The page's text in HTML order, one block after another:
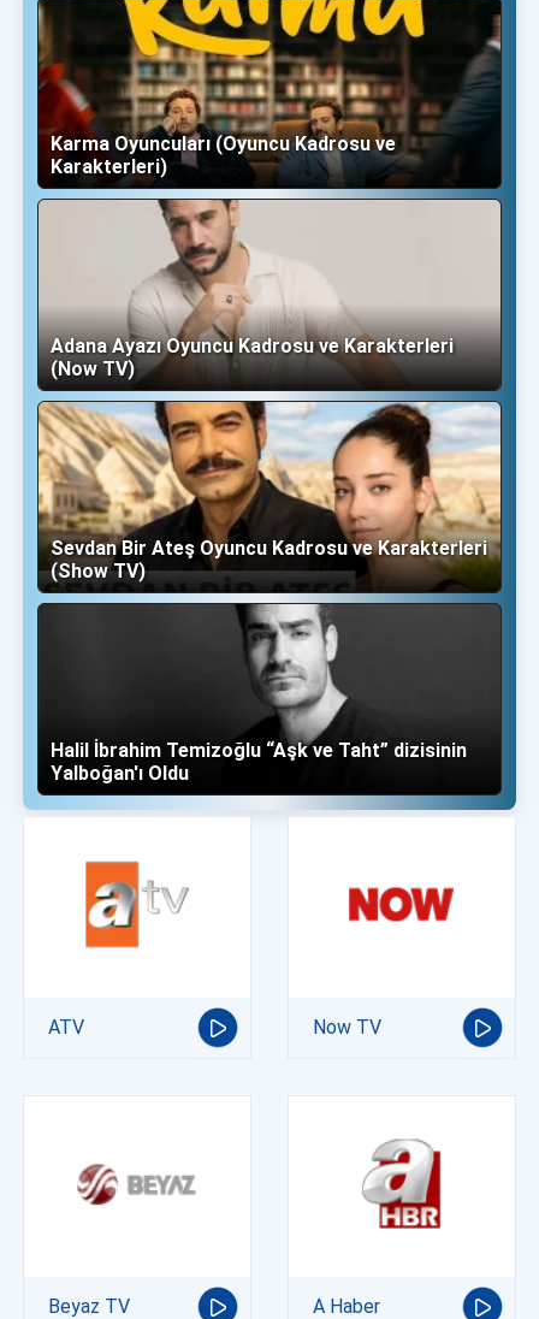
Karma Oyuncuları (Oyuncu Kadrosu ve
Karakterleri)
Adana Ayazı Oyuncu Kadrosu ve Karakterleri
(Now TV)
Sevdan Bir Ateş Oyuncu Kadrosu ve Karakterleri
(Show TV)
Halil İbrahim Temizoğlu “Aşk ve Taht” dizisinin
Yalboğan'ı Oldu
ATV Now TV
Beyaz TV A Haber